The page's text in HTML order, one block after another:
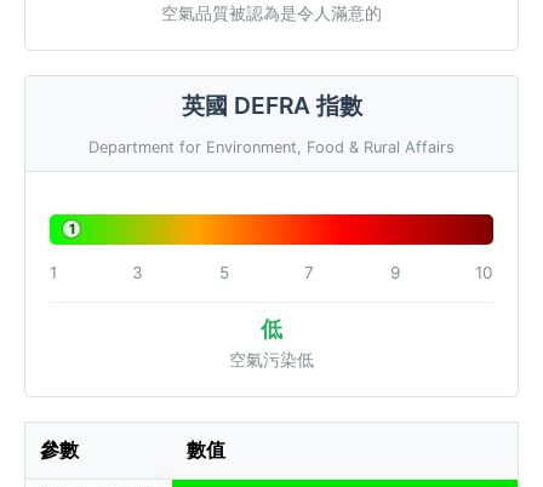
空氣品質被認為是令人滿意的
英國 DEFRA 指數
Department for Environment, Food & Rural Affairs
1
1 3 5 7 9 10
低
空氣污染低
參數 數值